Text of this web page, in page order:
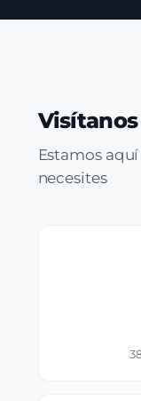
Estamos
necesites